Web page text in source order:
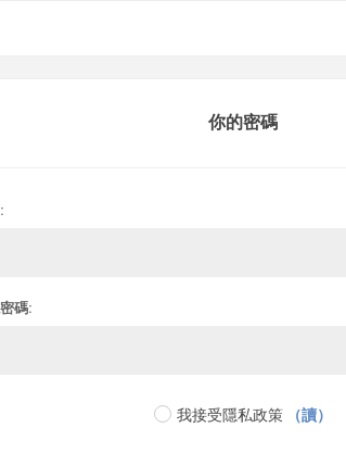
你的密碼
碼:
我接受隱私政策 （讀）